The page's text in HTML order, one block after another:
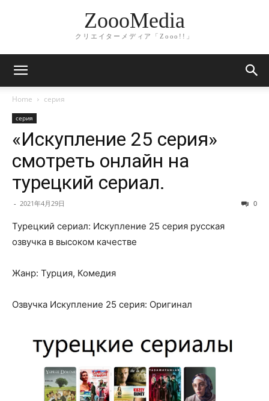
ZoooMedia
クリエイターメディア「Zooo!!」
Home серия
серия
«Искупление 25 серия»
смотреть онлайн на
турецкий сериал.
- 2021年4月29日 0
Турецкий сериал: Искупление 25 серия русская
озвучка в высоком качестве
Жанр: Турция, Комедия
Озвучка Искупление 25 серия: Оригинал